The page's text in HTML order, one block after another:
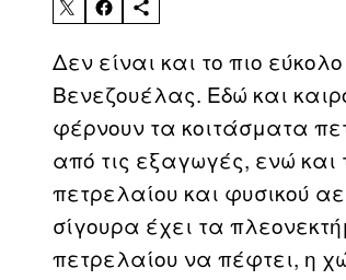
Δεν είναι και το πιο
Βενεζουέλας. Εδώ και
φέρνουν τα κοιτάσματα
από τις εξαγωγές, ενώ και
πετρελαίου και φυσικού
σίγουρα έχει τα
πετρελαίου να πέφτει, η